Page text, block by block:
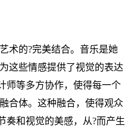
术的?完美结合。音乐是她
这些情感提供了视觉的表达
师等多方协作，使得每一个
合体。这种融合，使得观众
奏和视觉的美感，从?而产生